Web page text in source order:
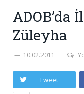
ADOB’da
Züleyha
10.02.2011
Tweet